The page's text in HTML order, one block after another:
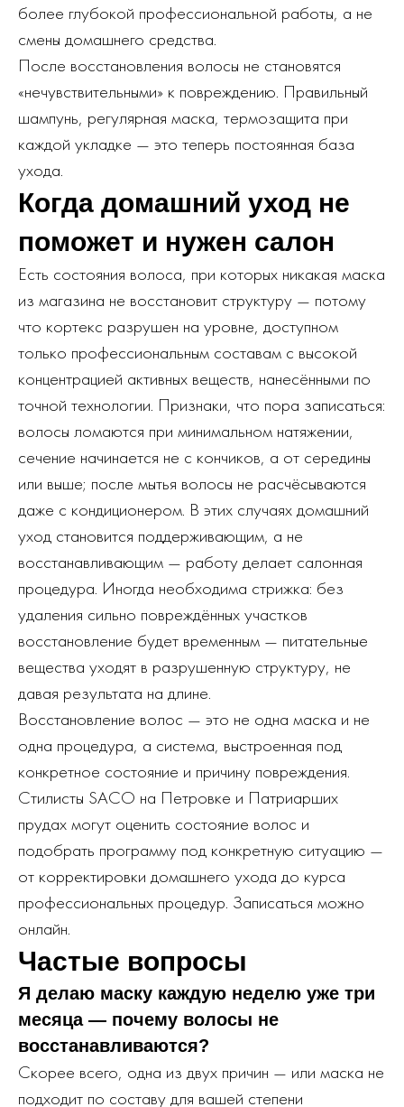
более глубокой профессиональной работы, а не
смены домашнего средства.
После восстановления волосы не становятся
«нечувствительными» к повреждению. Правильный
шампунь, регулярная маска, термозащита при
каждой укладке — это теперь постоянная база
ухода.
Когда домашний уход не
поможет и нужен салон
Есть состояния волоса, при которых никакая маска
из магазина не восстановит структуру — потому
что кортекс разрушен на уровне, доступном
только профессиональным составам с высокой
концентрацией активных веществ, нанесёнными по
точной технологии. Признаки, что пора записаться:
волосы ломаются при минимальном натяжении,
сечение начинается не с кончиков, а от середины
или выше; после мытья волосы не расчёсываются
даже с кондиционером. В этих случаях домашний
уход становится поддерживающим, а не
восстанавливающим — работу делает салонная
процедура. Иногда необходима стрижка: без
удаления сильно повреждённых участков
восстановление будет временным — питательные
вещества уходят в разрушенную структуру, не
давая результата на длине.
Восстановление волос — это не одна маска и не
одна процедура, а система, выстроенная под
конкретное состояние и причину повреждения.
Стилисты SACO на Петровке и Патриарших
прудах могут оценить состояние волос и
подобрать программу под конкретную ситуацию —
от корректировки домашнего ухода до курса
профессиональных процедур. Записаться можно
онлайн.
Частые вопросы
Я делаю маску каждую неделю уже три
месяца — почему волосы не
восстанавливаются?
Скорее всего, одна из двух причин — или маска не
подходит по составу для вашей степени